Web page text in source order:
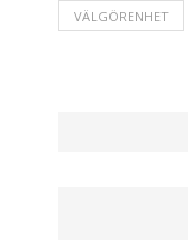
VÄLGÖRENHET